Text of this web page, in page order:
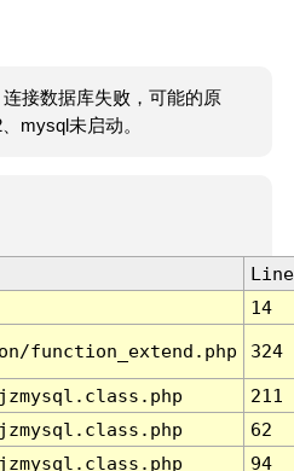
接数据库失败，可能的原
mysql未启动。
Line
14
function_extend.php 324
211
62
94